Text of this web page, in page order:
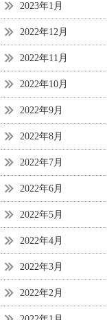
2023年1月
2022年12月
2022年11月
2022年10月
2022年9月
2022年8月
2022年7月
2022年6月
2022年5月
2022年4月
2022年3月
2022年2月